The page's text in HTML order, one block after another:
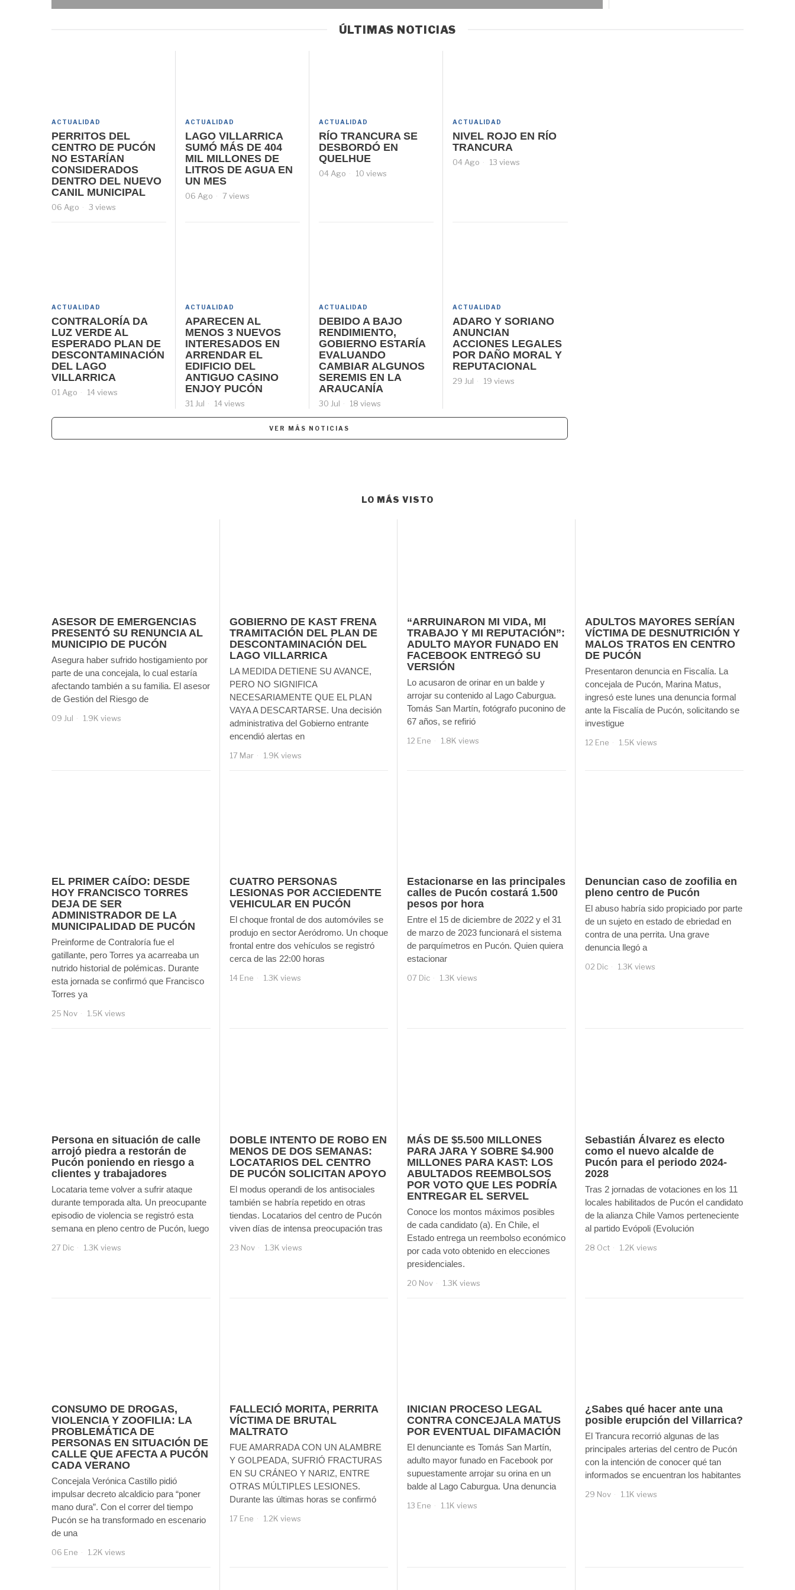
ÚLTIMAS NOTICIAS
ACTUALIDAD
PERRITOS DEL
CENTRO DE PUCÓN
NO ESTARÍAN
CONSIDERADOS
DENTRO DEL NUEVO
CANIL MUNICIPAL
06 Ago 3 views
ACTUALIDAD
LAGO VILLARRICA
SUMÓ MÁS DE 404
MIL MILLONES DE
LITROS DE AGUA EN
UN MES
06 Ago 7 views
ACTUALIDAD
RÍO TRANCURA SE
DESBORDÓ EN
QUELHUE
04 Ago 10 views
ACTUALIDAD
NIVEL ROJO EN RÍO
TRANCURA
04 Ago 13 views
ACTUALIDAD
CONTRALORÍA DA
LUZ VERDE AL
ESPERADO PLAN DE
DESCONTAMINACIÓN
DEL LAGO
VILLARRICA
01 Ago 14 views
ACTUALIDAD
APARECEN AL
MENOS 3 NUEVOS
INTERESADOS EN
ARRENDAR EL
EDIFICIO DEL
ANTIGUO CASINO
ENJOY PUCÓN
31 Jul 14 views
ACTUALIDAD
DEBIDO A BAJO
RENDIMIENTO,
GOBIERNO ESTARÍA
EVALUANDO
CAMBIAR ALGUNOS
SEREMIS EN LA
ARAUCANÍA
30 Jul 18 views
ACTUALIDAD
ADARO Y SORIANO
ANUNCIAN
ACCIONES LEGALES
POR DAÑO MORAL Y
REPUTACIONAL
29 Jul 19 views
VER MÁS NOTICIAS
LO MÁS VISTO
ASESOR DE EMERGENCIAS
PRESENTÓ SU RENUNCIA AL
MUNICIPIO DE PUCÓN
Asegura haber sufrido hostigamiento por
parte de una concejala, lo cual estaría
afectando también a su familia. El asesor
de Gestión del Riesgo de
09 Jul 1.9K views
GOBIERNO DE KAST FRENA
TRAMITACIÓN DEL PLAN DE
DESCONTAMINACIÓN DEL
LAGO VILLARRICA
LA MEDIDA DETIENE SU AVANCE,
PERO NO SIGNIFICA
NECESARIAMENTE QUE EL PLAN
VAYA A DESCARTARSE. Una decisión
administrativa del Gobierno entrante
encendió alertas en
17 Mar 1.9K views
“ARRUINARON MI VIDA, MI
TRABAJO Y MI REPUTACIÓN”:
ADULTO MAYOR FUNADO EN
FACEBOOK ENTREGÓ SU
VERSIÓN
Lo acusaron de orinar en un balde y
arrojar su contenido al Lago Caburgua.
Tomás San Martín, fotógrafo puconino de
67 años, se refirió
12 Ene 1.8K views
ADULTOS MAYORES SERÍAN
VÍCTIMA DE DESNUTRICIÓN Y
MALOS TRATOS EN CENTRO
DE PUCÓN
Presentaron denuncia en Fiscalía. La
concejala de Pucón, Marina Matus,
ingresó este lunes una denuncia formal
ante la Fiscalía de Pucón, solicitando se
investigue
12 Ene 1.5K views
EL PRIMER CAÍDO: DESDE
HOY FRANCISCO TORRES
DEJA DE SER
ADMINISTRADOR DE LA
MUNICIPALIDAD DE PUCÓN
Preinforme de Contraloría fue el
gatillante, pero Torres ya acarreaba un
nutrido historial de polémicas. Durante
esta jornada se confirmó que Francisco
Torres ya
25 Nov 1.5K views
CUATRO PERSONAS
LESIONAS POR ACCIEDENTE
VEHICULAR EN PUCÓN
El choque frontal de dos automóviles se
produjo en sector Aeródromo. Un choque
frontal entre dos vehículos se registró
cerca de las 22:00 horas
14 Ene 1.3K views
Estacionarse en las principales
calles de Pucón costará 1.500
pesos por hora
Entre el 15 de diciembre de 2022 y el 31
de marzo de 2023 funcionará el sistema
de parquímetros en Pucón. Quien quiera
estacionar
07 Dic 1.3K views
Denuncian caso de zoofilia en
pleno centro de Pucón
El abuso habría sido propiciado por parte
de un sujeto en estado de ebriedad en
contra de una perrita. Una grave
denuncia llegó a
02 Dic 1.3K views
Persona en situación de calle
arrojó piedra a restorán de
Pucón poniendo en riesgo a
clientes y trabajadores
Locataria teme volver a sufrir ataque
durante temporada alta. Un preocupante
episodio de violencia se registró esta
semana en pleno centro de Pucón, luego
27 Dic 1.3K views
DOBLE INTENTO DE ROBO EN
MENOS DE DOS SEMANAS:
LOCATARIOS DEL CENTRO
DE PUCÓN SOLICITAN APOYO
El modus operandi de los antisociales
también se habría repetido en otras
tiendas. Locatarios del centro de Pucón
viven días de intensa preocupación tras
23 Nov 1.3K views
MÁS DE $5.500 MILLONES
PARA JARA Y SOBRE $4.900
MILLONES PARA KAST: LOS
ABULTADOS REEMBOLSOS
POR VOTO QUE LES PODRÍA
ENTREGAR EL SERVEL
Conoce los montos máximos posibles
de cada candidato (a). En Chile, el
Estado entrega un reembolso económico
por cada voto obtenido en elecciones
presidenciales.
20 Nov 1.3K views
Sebastián Álvarez es electo
como el nuevo alcalde de
Pucón para el periodo 2024-
2028
Tras 2 jornadas de votaciones en los 11
locales habilitados de Pucón el candidato
de la alianza Chile Vamos perteneciente
al partido Evópoli (Evolución
28 Oct 1.2K views
CONSUMO DE DROGAS,
VIOLENCIA Y ZOOFILIA: LA
PROBLEMÁTICA DE
PERSONAS EN SITUACIÓN DE
CALLE QUE AFECTA A PUCÓN
CADA VERANO
Concejala Verónica Castillo pidió
impulsar decreto alcaldicio para “poner
mano dura”. Con el correr del tiempo
Pucón se ha transformado en escenario
de una
06 Ene 1.2K views
FALLECIÓ MORITA, PERRITA
VÍCTIMA DE BRUTAL
MALTRATO
FUE AMARRADA CON UN ALAMBRE
Y GOLPEADA, SUFRIÓ FRACTURAS
EN SU CRÁNEO Y NARIZ, ENTRE
OTRAS MÚLTIPLES LESIONES.
Durante las últimas horas se confirmó
17 Ene 1.2K views
INICIAN PROCESO LEGAL
CONTRA CONCEJALA MATUS
POR EVENTUAL DIFAMACIÓN
El denunciante es Tomás San Martín,
adulto mayor funado en Facebook por
supuestamente arrojar su orina en un
balde al Lago Caburgua. Una denuncia
13 Ene 1.1K views
¿Sabes qué hacer ante una
posible erupción del Villarrica?
El Trancura recorrió algunas de las
principales arterias del centro de Pucón
con la intención de conocer qué tan
informados se encuentran los habitantes
29 Nov 1.1K views